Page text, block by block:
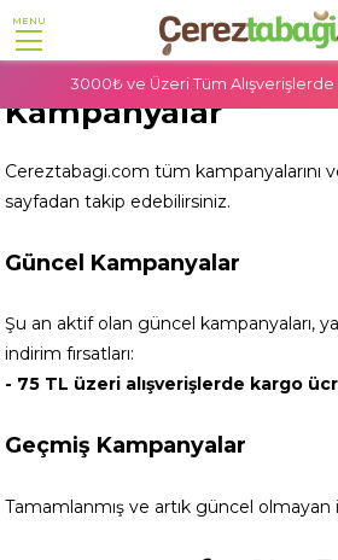
MENU
3000₺ ve Üzeri Tüm Alışverişlerde
Kampanyalar
Cereztabagi.com tüm kampanyalarını
sayfadan takip edebilirsiniz.
Güncel Kampanyalar
Şu an aktif olan güncel kampanyaları,
indirim fırsatları:
- 75 TL üzeri alışverişlerde kargo
Geçmiş Kampanyalar
Tamamlanmış ve artık güncel olmayan